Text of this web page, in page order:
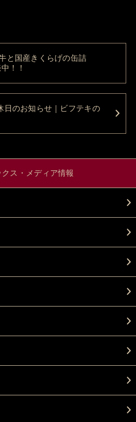
と国産きくらげの缶詰
！！
日のお知らせ｜ビフテキの
クス・メディア情報